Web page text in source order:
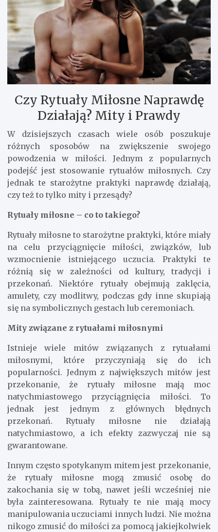
Czy Rytuały Miłosne Naprawdę
Działają? Mity i Prawdy
W dzisiejszych czasach wiele osób poszukuje
różnych sposobów na zwiększenie swojego
powodzenia w miłości. Jednym z popularnych
podejść jest stosowanie rytuałów miłosnych. Czy
jednak te starożytne praktyki naprawdę działają,
czy też to tylko mity i przesądy?
Rytuały miłosne – co to takiego?
Rytuały miłosne to starożytne praktyki, które miały
na celu przyciągnięcie miłości, związków, lub
wzmocnienie istniejącego uczucia. Praktyki te
różnią się w zależności od kultury, tradycji i
przekonań. Niektóre rytuały obejmują zaklęcia,
amulety, czy modlitwy, podczas gdy inne skupiają
się na symbolicznych gestach lub ceremoniach.
Mity związane z rytuałami miłosnymi
Istnieje wiele mitów związanych z rytuałami
miłosnymi, które przyczyniają się do ich
popularności. Jednym z największych mitów jest
przekonanie, że rytuały miłosne mają moc
natychmiastowego przyciągnięcia miłości. To
jednak jest jednym z głównych błędnych
przekonań. Rytuały miłosne nie działają
natychmiastowo, a ich efekty zazwyczaj nie są
gwarantowane.
Innym często spotykanym mitem jest przekonanie,
że rytuały miłosne mogą zmusić osobę do
zakochania się w tobą, nawet jeśli wcześniej nie
była zainteresowana. Rytuały te nie mają mocy
manipulowania uczuciami innych ludzi. Nie można
nikogo zmusić do miłości za pomocą jakiejkolwiek